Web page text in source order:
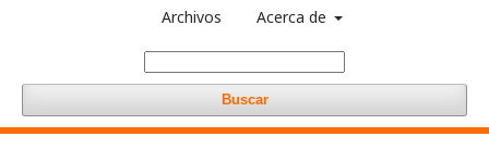
Archivos Acerca de
Buscar